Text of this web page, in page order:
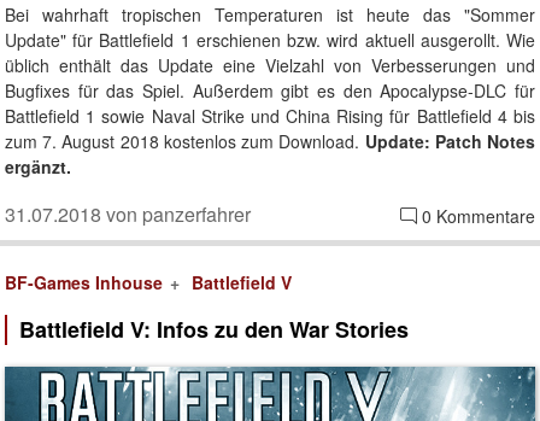
Bei wahrhaft tropischen Temperaturen ist heute das "Sommer
Update" für Battlefield 1 erschienen bzw. wird aktuell ausgerollt. Wie
üblich enthält das Update eine Vielzahl von Verbesserungen und
Bugfixes für das Spiel. Außerdem gibt es den Apocalypse-DLC für
Battlefield 1 sowie Naval Strike und China Rising für Battlefield 4 bis
zum 7. August 2018 kostenlos zum Download. Update: Patch Notes
ergänzt.
0 Kommentare
31.07.2018 von panzerfahrer
BF-Games Inhouse Battlefield V
Battlefield V: Infos zu den War Stories